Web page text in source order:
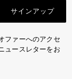
サインアップ
ファーへのアクセ
ュースレターをお